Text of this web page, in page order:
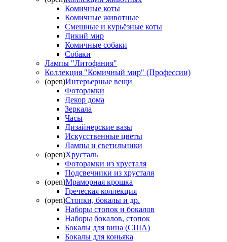
Комичные коты
Комичные животные
Смешные и курьёзные коты
Дикий мир
Комичные собаки
Собаки
Лампы "Литофания"
Коллекция "Комичный мир" (Профессии)
(open)Интерьерные вещи
Фоторамки
Декор дома
Зеркала
Часы
Дизайнерские вазы
Искусственные цветы
Лампы и светильники
(open)Хрусталь
Фоторамки из хрусталя
Подсвечники из хрусталя
(open)Мраморная крошка
Греческая коллекция
(open)Стопки, бокалы и др.
Наборы стопок и бокалов
Наборы бокалов, стопок
Бокалы для вина (США)
Бокалы для коньяка